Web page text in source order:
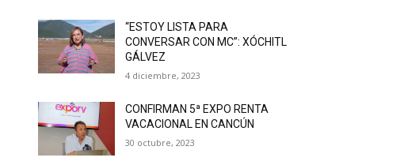
“ESTOY LISTA PARA
CONVERSAR CON MC”: XÓCHITL
GÁLVEZ
4 diciembre, 2023
CONFIRMAN 5ª EXPO RENTA
VACACIONAL EN CANCÚN
30 octubre, 2023